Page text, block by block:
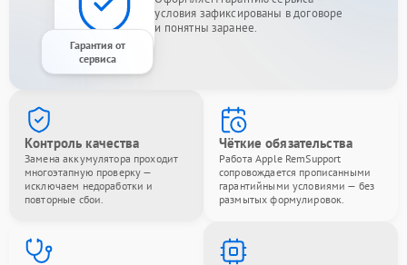
Гарантия от
сервиса
условия зафиксированы в договоре
и понятны заранее.
Контроль качества
Замена аккумулятора проходит
многоэтапную проверку —
исключаем недоработки и
повторные сбои.
Чёткие обязательства
Работа Apple RemSupport
сопровождается прописанными
гарантийными условиями — без
размытых формулировок.